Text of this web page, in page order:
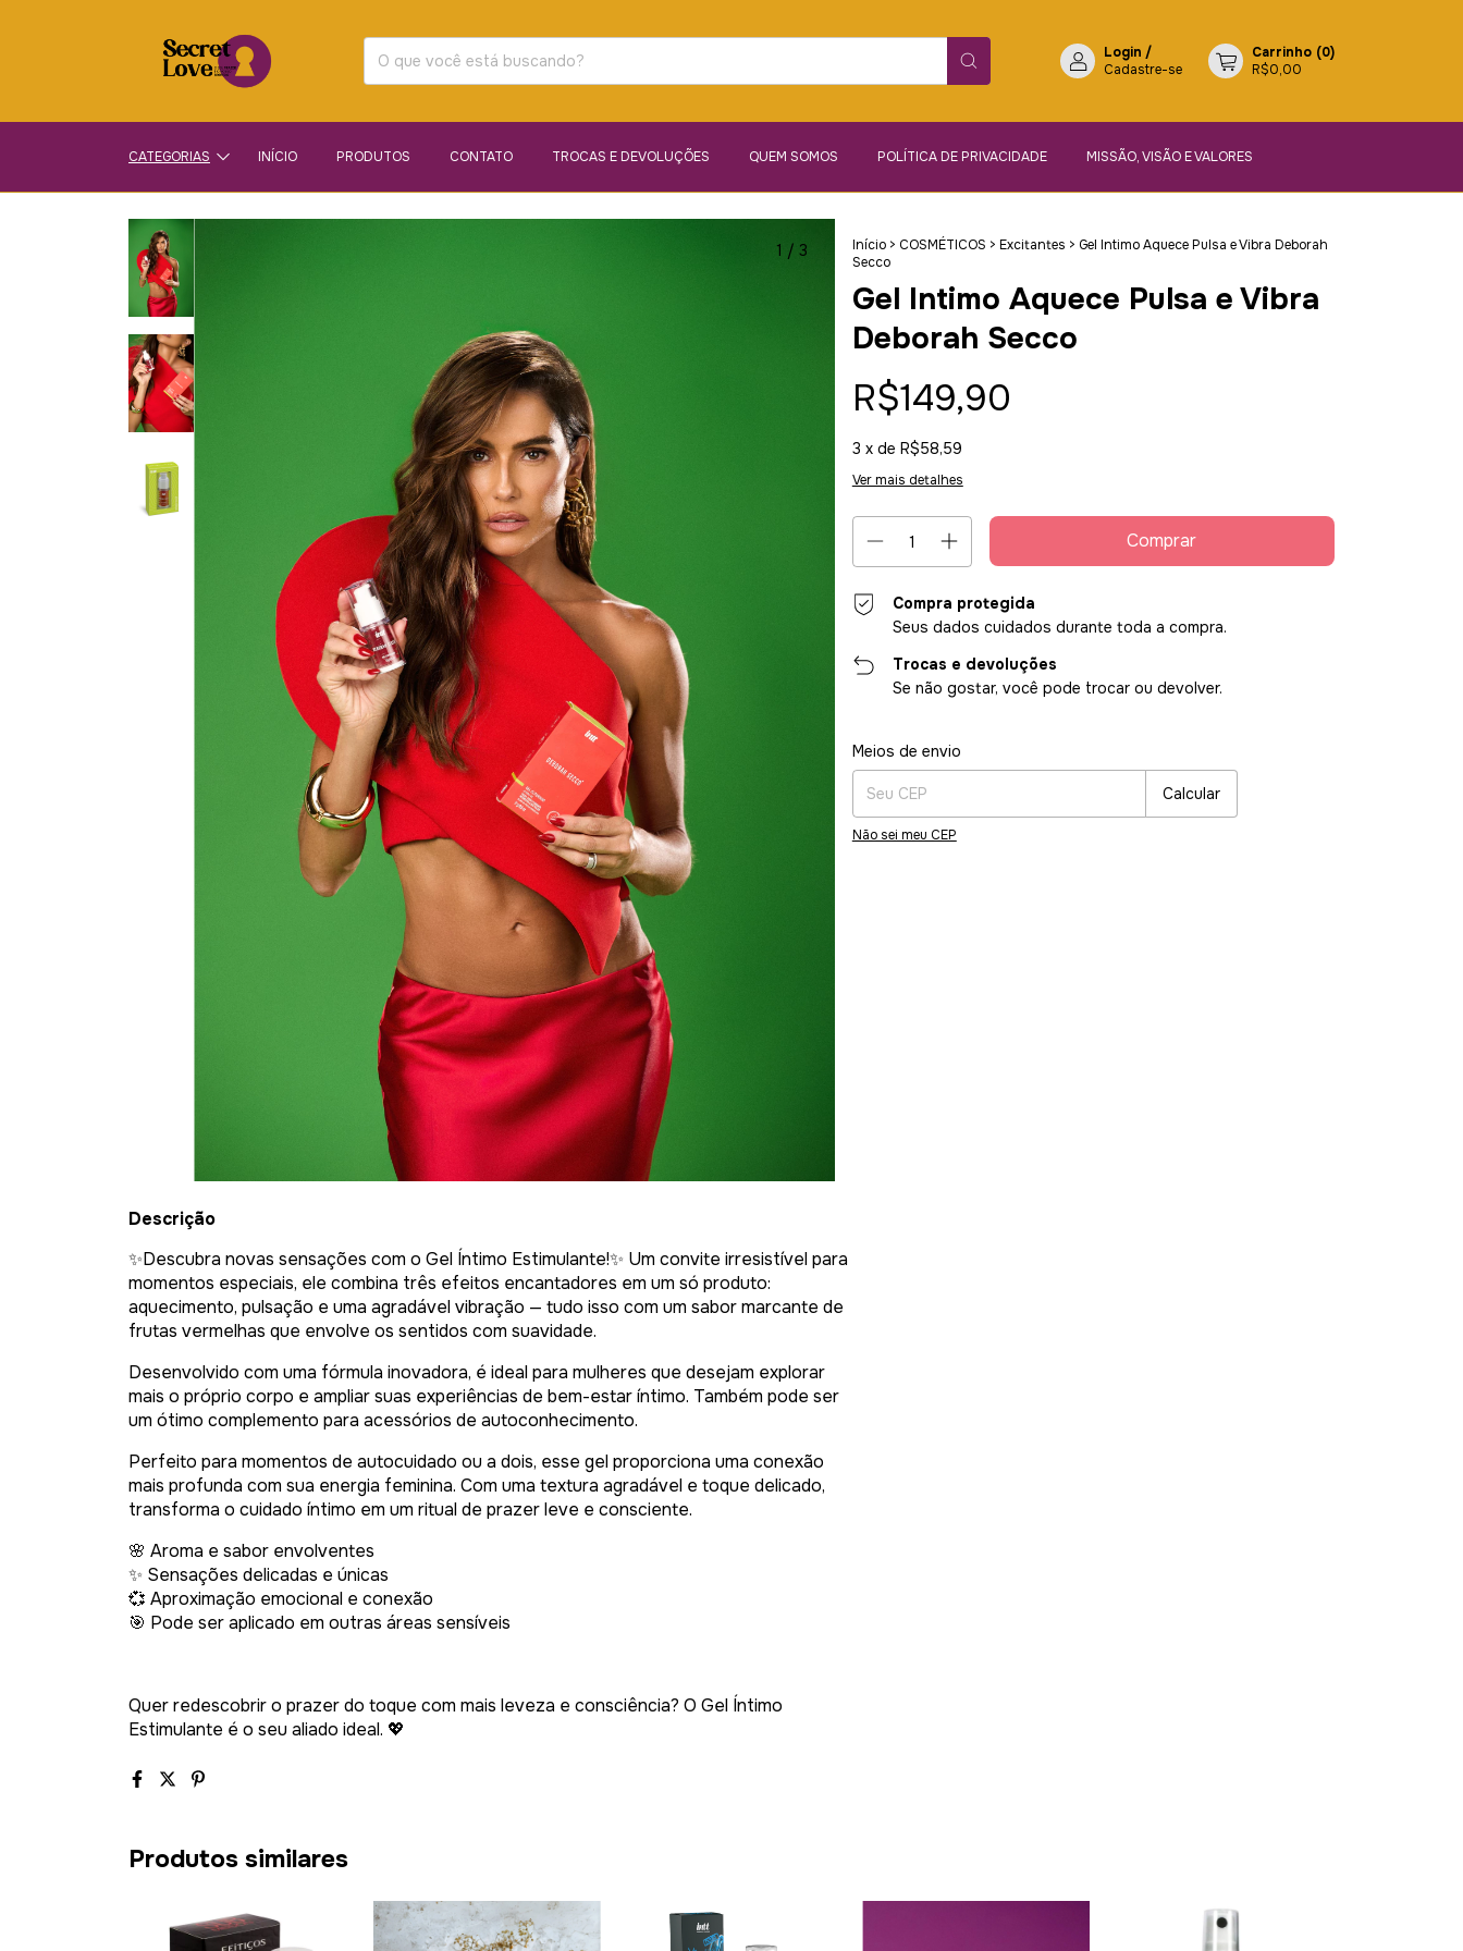
Login /
Cadastre-se
Carrinho (0)
R$0,00
CATEGORIAS INÍCIO PRODUTOS CONTATO TROCAS E DEVOLUÇÕES QUEM SOMOS POLÍTICA DE PRIVACIDADE MISSÃO, VISÃO E VALORES
1 / 3 Início > COSMÉTICOS > Excitantes > Gel Intimo Aquece Pulsa e Vibra Deborah
Secco
Gel Intimo Aquece Pulsa e Vibra
Deborah Secco
R$149,90
3 x de R$58,59
Ver mais detalhes
Compra protegida
Seus dados cuidados durante toda a compra.
Trocas e devoluções
Se não gostar, você pode trocar ou devolver.
Entregas para o CEP:
Meios de envio
Calcular
Não sei meu CEP
Descrição
✨Descubra novas sensações com o Gel Íntimo Estimulante!✨ Um convite irresistível para
momentos especiais, ele combina três efeitos encantadores em um só produto:
aquecimento, pulsação e uma agradável vibração — tudo isso com um sabor marcante de
frutas vermelhas que envolve os sentidos com suavidade.
Desenvolvido com uma fórmula inovadora, é ideal para mulheres que desejam explorar
mais o próprio corpo e ampliar suas experiências de bem-estar íntimo. Também pode ser
um ótimo complemento para acessórios de autoconhecimento.
Perfeito para momentos de autocuidado ou a dois, esse gel proporciona uma conexão
mais profunda com sua energia feminina. Com uma textura agradável e toque delicado,
transforma o cuidado íntimo em um ritual de prazer leve e consciente.
🌸 Aroma e sabor envolventes
✨ Sensações delicadas e únicas
💞 Aproximação emocional e conexão
🎯 Pode ser aplicado em outras áreas sensíveis
Quer redescobrir o prazer do toque com mais leveza e consciência? O Gel Íntimo
Estimulante é o seu aliado ideal. 💖
Produtos similares